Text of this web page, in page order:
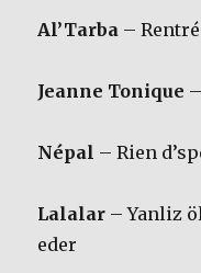
Al’Tarba –
Jeanne Tonique
Népal – Rien
Lalalar – Yanliz
eder